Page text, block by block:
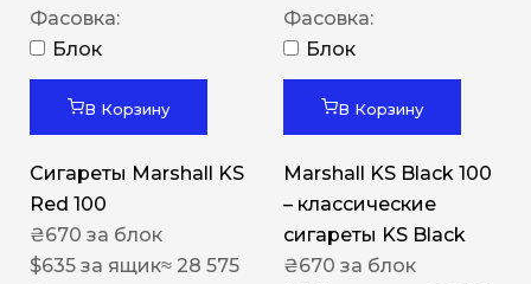
Фасовка:
Блок
В Корзину
Сигареты Marshall KS
Red 100
₴670 за блок
$635 за ящик≈ 28 575
Фасовка:
Блок
В Корзину
Marshall KS Black 100
– классические
сигареты KS Black
₴670 за блок